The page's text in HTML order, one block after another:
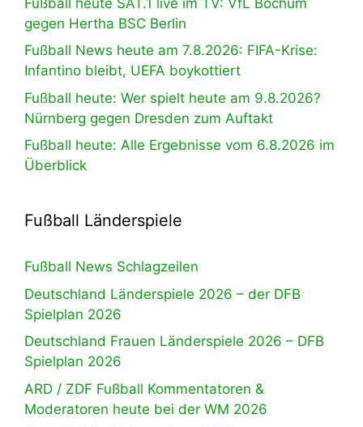
gegen Hertha BSC Berlin
Fußball News heute am 7.8.2026: FIFA-Krise:
Infantino bleibt, UEFA boykottiert
Fußball heute: Wer spielt heute am 9.8.2026?
Nürnberg gegen Dresden zum Auftakt
Fußball heute: Alle Ergebnisse vom 6.8.2026 im
Überblick
Fußball Länderspiele
Fußball News Schlagzeilen
Deutschland Länderspiele 2026 – der DFB
Spielplan 2026
Deutschland Frauen Länderspiele 2026 – DFB
Spielplan 2026
ARD / ZDF Fußball Kommentatoren &
Moderatoren heute bei der WM 2026